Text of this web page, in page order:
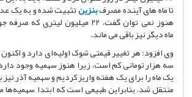
تا ماه های آینده مصرفبنزینتثبیت شده و به یک
هنوز نمی توان گفت، 22 میلیون
ماه دیگر نیز باقی می ماند.
وی افزود: هر تغییر قیمتی شوک اولیه‌ای دارد و
سه هزار تومانی کم است، زیرا هنوز سهمیه وجود
یک ماه را برای یک هفته واریز کردیم و سهمیه آذر نیز
منتقل شد، بنابراین طبیعی است که ابتدا